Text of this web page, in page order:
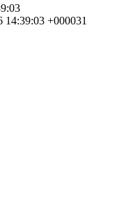
14:39:03 +000031